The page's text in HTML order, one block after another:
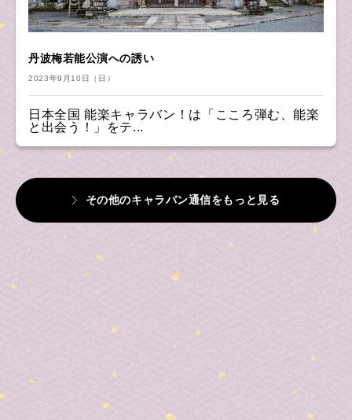
丹波梅若能公演への誘い
2023年9月10日（日）
日本全国 能楽キャラバン！は「こころ弾む、能楽
と出会う！」をテ...
その他のキャラバン通信をもっと見る